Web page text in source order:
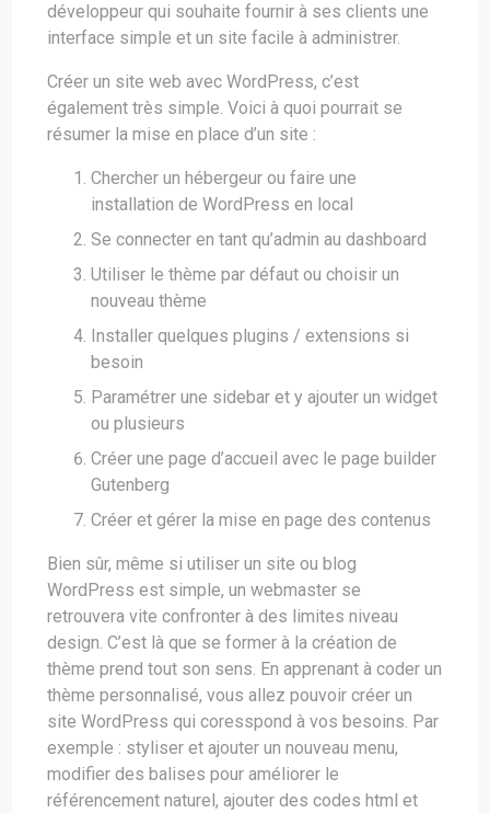
développeur qui souhaite fournir à ses clients une
interface simple et un site facile à administrer.
Créer un site web avec WordPress, c’est
également très simple. Voici à quoi pourrait se
résumer la mise en place d’un site :
Chercher un hébergeur ou faire une
installation de WordPress en local
Se connecter en tant qu’admin au dashboard
Utiliser le thème par défaut ou choisir un
nouveau thème
Installer quelques plugins / extensions si
besoin
Paramétrer une sidebar et y ajouter un widget
ou plusieurs
Créer une page d’accueil avec le page builder
Gutenberg
Créer et gérer la mise en page des contenus
Bien sûr, même si utiliser un site ou blog
WordPress est simple, un webmaster se
retrouvera vite confronter à des limites niveau
design. C’est là que se former à la création de
thème prend tout son sens. En apprenant à coder un
thème personnalisé, vous allez pouvoir créer un
site WordPress qui coresspond à vos besoins. Par
exemple : styliser et ajouter un nouveau menu,
modifier des balises pour améliorer le
référencement naturel, ajouter des codes html et